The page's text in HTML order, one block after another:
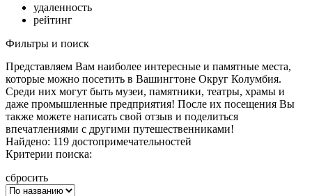
удаленность
рейтинг
Фильтры и поиск
Представляем Вам наиболее интересные и памятные места,
которые можно посетить в Вашингтоне Округ Колумбия.
Среди них могут быть музеи, памятники, театры, храмы и
даже промышленные предприятия! После их посещения Вы
также можете написать свой отзыв и поделиться
впечатлениями с другими путешественниками!
Найдено: 119 достопримечательностей
Критерии поиска:
сбросить